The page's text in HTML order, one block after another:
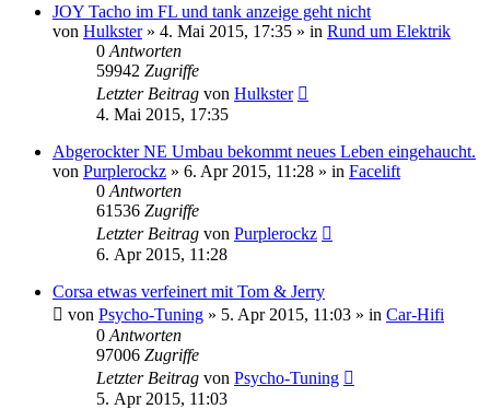
JOY Tacho im FL und tank anzeige geht nicht
von Hulkster» 4. Mai 2015, 17:35 » in Rund um Elektrik
0 Antworten
59942 Zugriffe
Letzter Beitrag von Hulkster
4. Mai 2015, 17:35
Abgerockter NE Umbau bekommt neues Leben eingehaucht.
von Purplerockz » 6. Apr 2015, 11:28 » in Facelift
0 Antworten
61536 Zugriffe
Letzter Beitrag von Purplerockz
6. Apr 2015, 11:28
Corsa etwas verfeinert mit Tom & Jerry
von Psycho-Tuning » 5. Apr 2015, 11:03 » in Car-Hifi
0 Antworten
97006 Zugriffe
Letzter Beitrag von Psycho-Tuning
5. Apr 2015, 11:03